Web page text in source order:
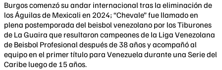
Burgos comenzó su andar internacional tras la eliminación de
los Águilas de Mexicali en 2024; “Chevale” fue llamado en
plena postemporada del beisbol venezolano por los Tiburones
de La Guaira que resultaron campeones de la Liga Venezolana
de Beisbol Profesional después de 38 años y acompañó al
equipo en el primer título para Venezuela durante una Serie del
Caribe luego de 15 años.